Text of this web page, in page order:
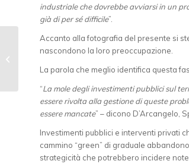
industriale che dovrebbe avviarsi in un
già di per sé difficile”.
Accanto alla fotografia del presente si
nascondono la loro preoccupazione.
La parola che meglio identifica questa
“La mole degli investimenti pubblici sul
essere rivolta alla gestione di queste
essere mancate” – dicono D’Arcangelo,
Investimenti pubblici e interventi privati
cammino “green” di graduale
strategicità che potrebbero incidere
Uila Pesca Taranto
ringrazia il Capitano di
Vascello Rosario Meo